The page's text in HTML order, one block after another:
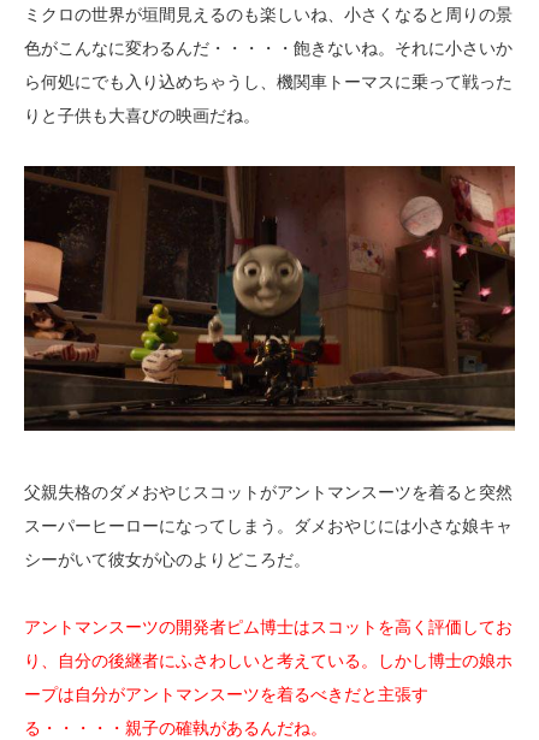
ミクロの世界が垣間見えるのも楽しいね、小さくなると周りの景
色がこんなに変わるんだ・・・・・飽きないね。それに小さいか
ら何処にでも入り込めちゃうし、機関車トーマスに乗って戦った
りと子供も大喜びの映画だね。
父親失格のダメおやじスコットがアントマンスーツを着ると突然
スーパーヒーローになってしまう。ダメおやじには小さな娘キャ
シーがいて彼女が心のよりどころだ。
アントマンスーツの開発者ピム博士はスコットを高く評価してお
り、自分の後継者にふさわしいと考えている。しかし博士の娘ホ
ープは自分がアントマンスーツを着るべきだと主張す
る・・・・・親子の確執があるんだね。